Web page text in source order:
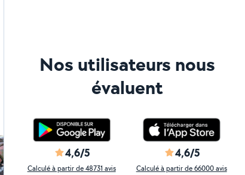
Nos utilisateurs nous
évaluent
4,6/5
Calculé à partir de 48731 avis
4,6/5
Calculé à partir de 66000 avis